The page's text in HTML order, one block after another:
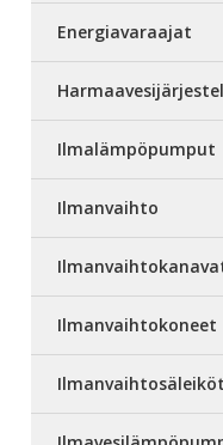
Energiavaraajat
Ilmalämpöpumput
Ilmanvaihto
Ilmanvaihtokoneet
Ilmanvaihtosäleiköt